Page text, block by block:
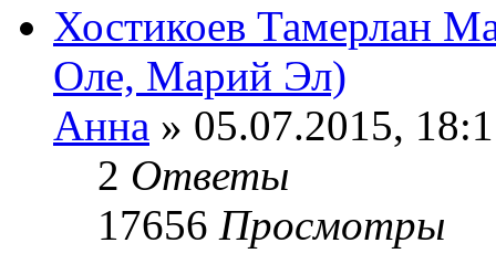
Хостикоев Тамерлан
Оле, Марий Эл)
Анна » 05.07.2015,
2 Ответы
17656 Просмотры